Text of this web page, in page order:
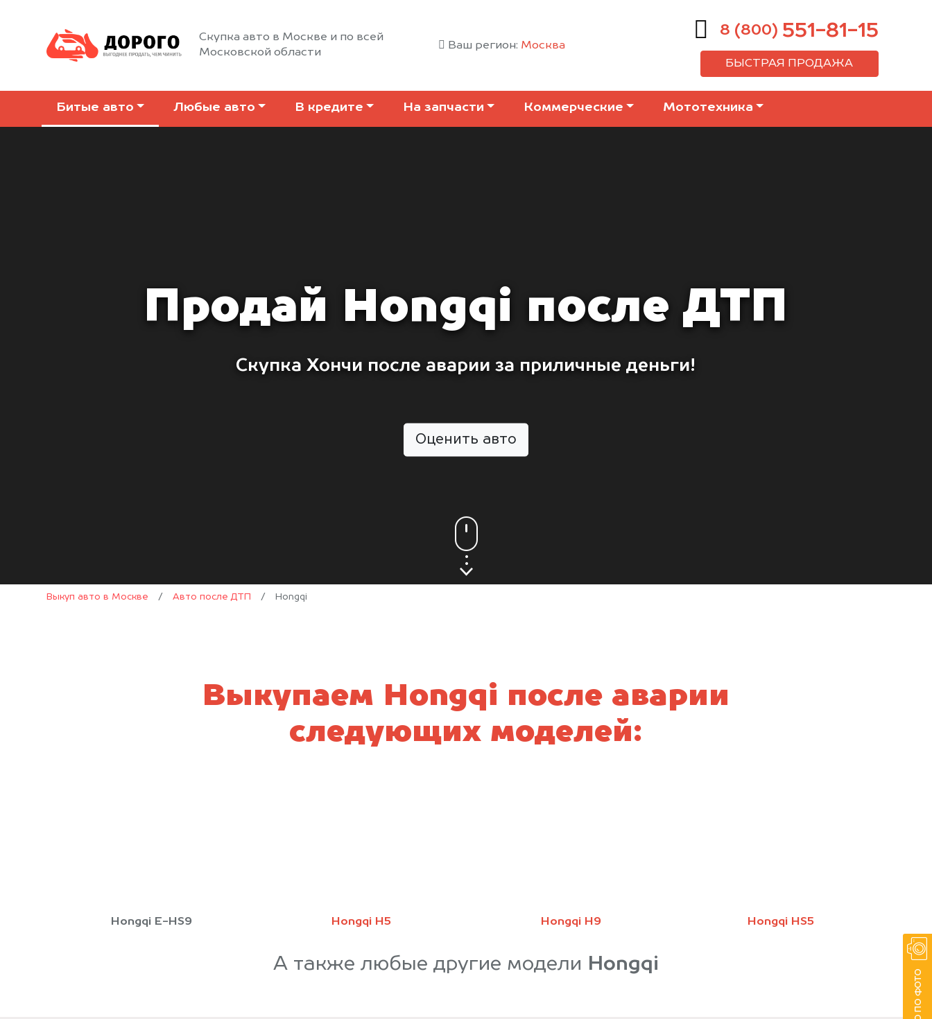
Скупка авто в Москве и по всей
Московской области
Ваш регион: Москва
8 (800) 551-81-15
БЫСТРАЯ ПРОДАЖА
Битые авто Любые авто В кредите На запчасти Коммерческие Мототехника
Продай Hongqi после ДТП
Скупка Хончи после аварии за приличные деньги!
Оценить авто
Выкуп авто в Москве / Авто после ДТП / Hongqi
Выкупаем Hongqi после аварии
следующих моделей:
Hongqi E-HS9 Hongqi H5 Hongqi H9 Hongqi HS5
А также любые другие модели Hongqi